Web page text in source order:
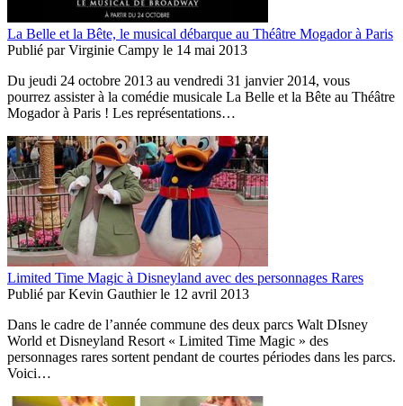
La Belle et la Bête, le musical débarque au Théâtre Mogador à Paris
Publié parVirginie Campy le 14 mai 2013
Du jeudi 24 octobre 2013 au vendredi 31 janvier 2014, vous
pourrez assister à la comédie musicale La Belle et la Bête au Théâtre
Mogador à Paris ! Les représentations…
Limited Time Magic à Disneyland avec des personnages Rares
Publié parKevin Gauthier le 12 avril 2013
Dans le cadre de l’année commune des deux parcs Walt DIsney
World et Disneyland Resort « Limited Time Magic » des
personnages rares sortent pendant de courtes périodes dans les parcs.
Voici…